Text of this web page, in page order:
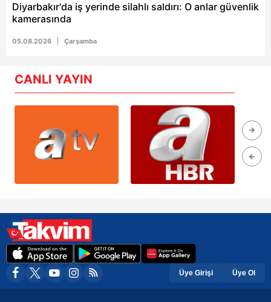
Diyarbakır'da iş yerinde silahlı saldırı: O anlar güvenlik
kamerasında
05.08.2026 Çarşamba
CANLI YAYIN
Üye Girişi Üye Ol